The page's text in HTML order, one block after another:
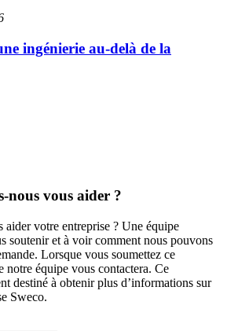
ingénierie au-delà de la
nous vous aider ?
aider votre entreprise ? Une équipe
soutenir et à voir comment nous pouvons
Lorsque vous soumettez ce
notre équipe vous contactera. Ce
destiné à obtenir plus d’informations sur
Sweco.